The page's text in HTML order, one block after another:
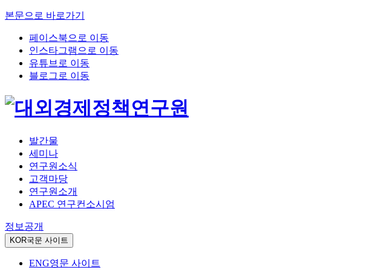
본문으로 바로가기
페이스북으로 이동
인스타그램으로 이동
유튜브로 이동
블로그로 이동
발간물
세미나
연구원소식
고객마당
연구원소개
APEC 연구컨소시엄
정보공개
KOR국문 사이트
ENG영문 사이트